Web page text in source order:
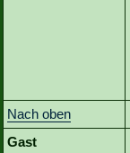
Nach oben
Gast